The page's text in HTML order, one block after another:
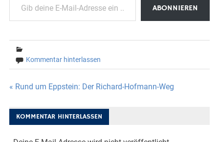
ABONNIEREN
Kommentar hinterlassen
Beitragsnavigation
« Rund um Eppstein: Der Richard-Hofmann-Weg
KOMMENTAR HINTERLASSEN